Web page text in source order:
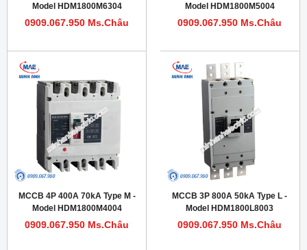
Model HDM1800M6304
0909.067.950 Ms.Châu
Model HDM1800M5004
0909.067.950 Ms.Châu
MCCB 4P 400A 70kA Type M -
Model HDM1800M4004
0909.067.950 Ms.Châu
MCCB 3P 800A 50kA Type L -
Model HDM1800L8003
0909.067.950 Ms.Châu